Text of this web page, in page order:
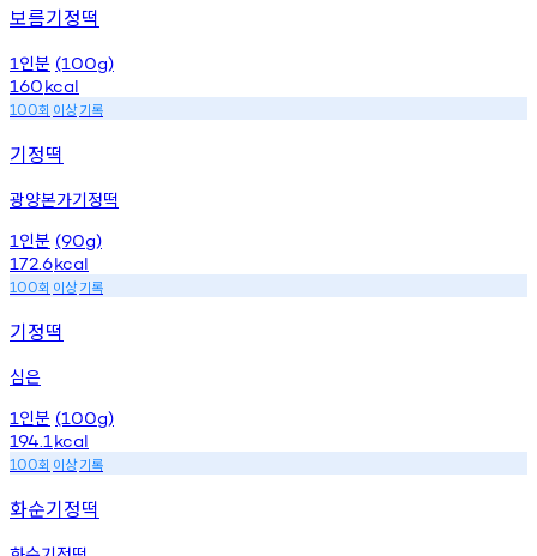
보름기정떡
1 인분 (100g)
160kcal
100회 이상기록
기정떡
광양본가기정떡
1 인분 (90g)
172.6kcal
100회 이상기록
기정떡
심은
1 인분 (100g)
194.1 kcal
100회 이상기록
화순기정떡